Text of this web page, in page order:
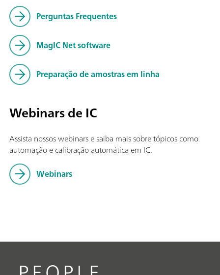
Perguntas Frequentes
MagIC Net software
Preparação de amostras em linha
Webinars de IC
Assista nossos webinars e saiba mais sobre tópicos como
automação e calibração automática em IC.
Webinars